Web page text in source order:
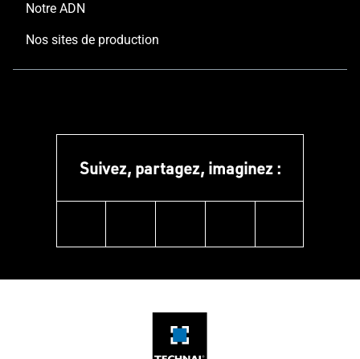
Notre ADN
Nos sites de production
Suivez, partagez, imaginez :